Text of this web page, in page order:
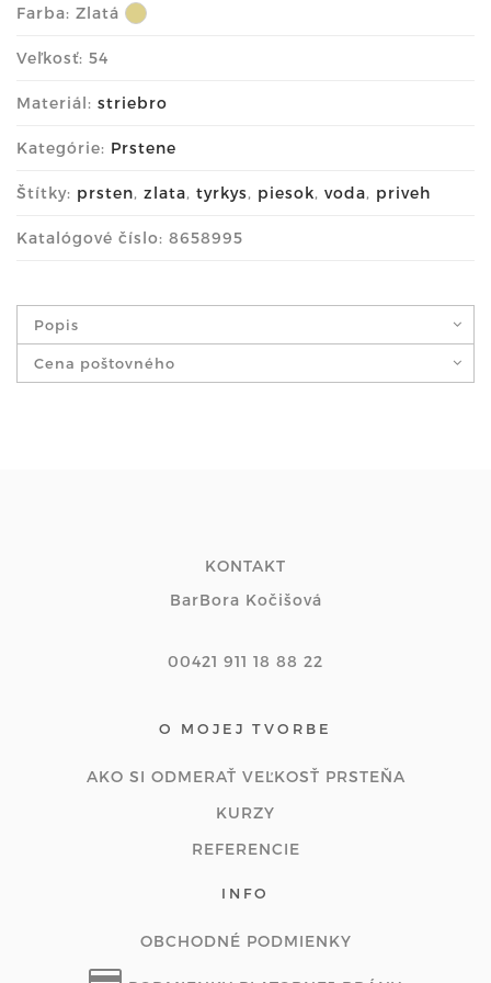
Farba: Zlatá
Veľkosť: 54
Materiál: striebro
Kategórie: Prstene
Štítky: prsten, zlata, tyrkys, piesok, voda, priveh
Katalógové číslo: 8658995
Popis
Cena poštovného
KONTAKT
BarBora Kočišová
00421 911 18 88 22
O MOJEJ TVORBE
AKO SI ODMERAŤ VEĽKOSŤ PRSTEŇA
KURZY
REFERENCIE
INFO
OBCHODNÉ PODMIENKY